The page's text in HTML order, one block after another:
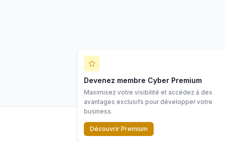
LinkedIn
Devenez membre Cyber Premium
Maximisez votre visibilité et accédez à des
avantages exclusifs pour développer votre
business.
Découvrir Premium